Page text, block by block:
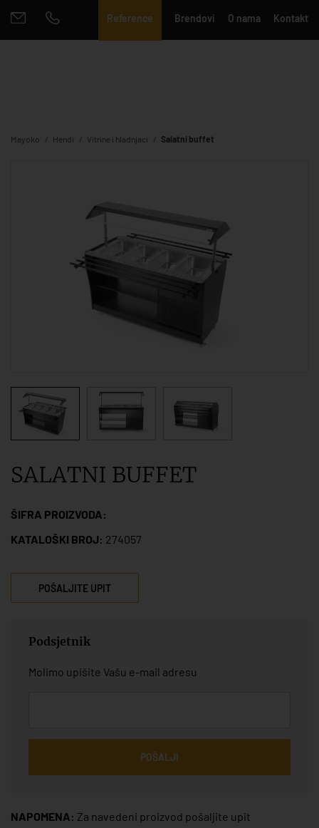
Reference Brendovi O nama Kontakt
Mayoko Hendi Vitrine i hladnjaci Salatni buffet
SALATNI BUFFET
ŠIFRA PROIZVODA:
KATALOŠKI BROJ: 274057
POŠALJITE UPIT
Podsjetnik
Molimo upišite Vašu e-mail adresu
POŠALJI
NAPOMENA: Za navedeni proizvod pošaljite upit